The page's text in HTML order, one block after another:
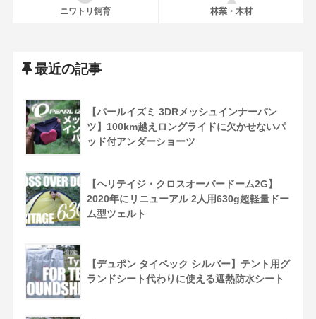
ニワトリ飼育 林業・木材
最近の記事
【パールイズミ 3DRメッシュインナーパン
ツ】100km越えロングライドに欠かせないパ
ッド付アンダーショーツ
【ヘリテイジ・クロスオーバードーム2G】
2020年にリニューアル 2人用630g超軽量ドー
ム型ツェルト
【デュポン タイベック シルバー】テント用グ
ランドシート代わりに使える遮熱防水シート